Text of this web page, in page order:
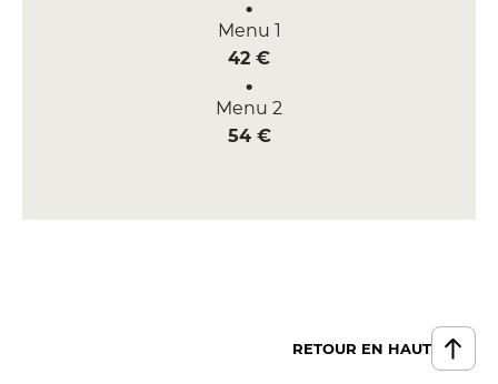
Menu 1
42 €
Menu 2
54 €
RETOUR EN HAUT